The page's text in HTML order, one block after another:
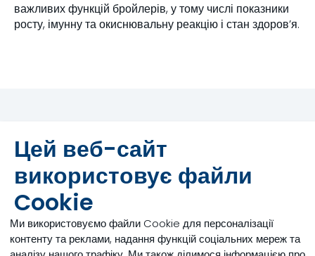
Цей веб-сайт
використовує файли
Cookie
Ми використовуємо файли Cookie для персоналізації
контенту та реклами, надання функцій соціальних мереж та
важливих функцій бройлерів, у тому числі показники
росту, імунну та окиснювальну реакцію і стан здоров’я.
підтримки управління
кормами та водою